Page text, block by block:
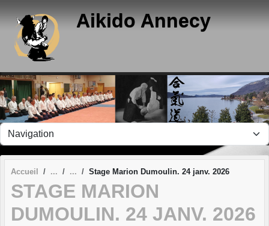
Aikido Annecy
Accueil Stage Marion Dumoulin. 24 janv. 2026
STAGE MARION
DUMOULIN. 24 JANV. 2026